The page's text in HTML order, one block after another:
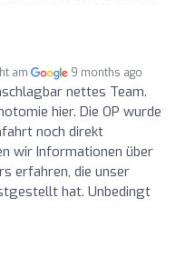
am 9 months ago
nettes Team.
hier. Die OP wurde
noch direkt
wir Informationen über
erfahren, die unser
hat. Unbedingt